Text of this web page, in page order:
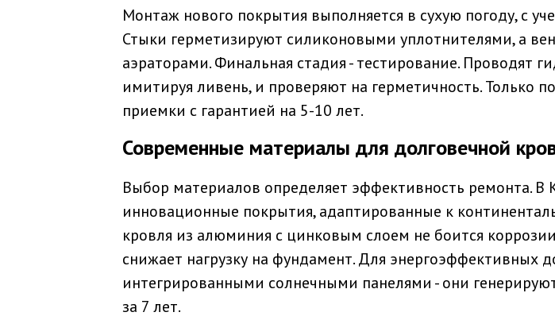
Монтаж нового покрытия выполняется в сухую погоду, с
Стыки герметизируют силиконовыми уплотнителями, а
аэраторами. Финальная стадия - тестирование. Проводят
имитируя ливень, и проверяют на герметичность. Только
приемки с гарантией на 5-10 лет.
Современные материалы для долговечной
Выбор материалов определяет эффективность ремонта. В
инновационные покрытия, адаптированные к
кровля из алюминия с цинковым слоем не боится
снижает нагрузку на фундамент. Для энергоэффективных
интегрированными солнечными панелями - они
за 7 лет.